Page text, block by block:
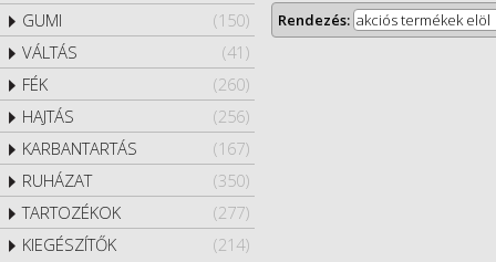
(150)
GUMI
(41)
VÁLTÁS
(260)
FÉK
(256)
HAJTÁS
(167)
KARBANTARTÁS
(350)
RUHÁZAT
(277)
TARTOZÉKOK
(214)
KIEGÉSZÍTŐK
Rendezés: akciós termékek elöl